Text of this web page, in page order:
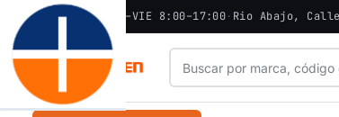
ABIERTO - LUN–VIE 8:00–17:00· Rio Abajo, Calle